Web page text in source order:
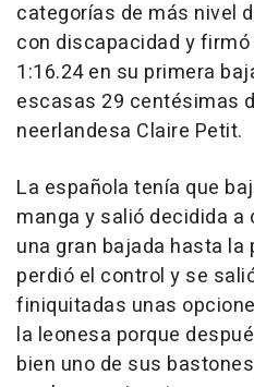
categorías de más nivel
con discapacidad y
1:16.24 en su primera
escasas 29 centésimas
neerlandesa Claire Petit.
La española tenía que
manga y salió decidida a
una gran bajada hasta la
perdió el control y se
finiquitadas unas
la leonesa porque
bien uno de sus